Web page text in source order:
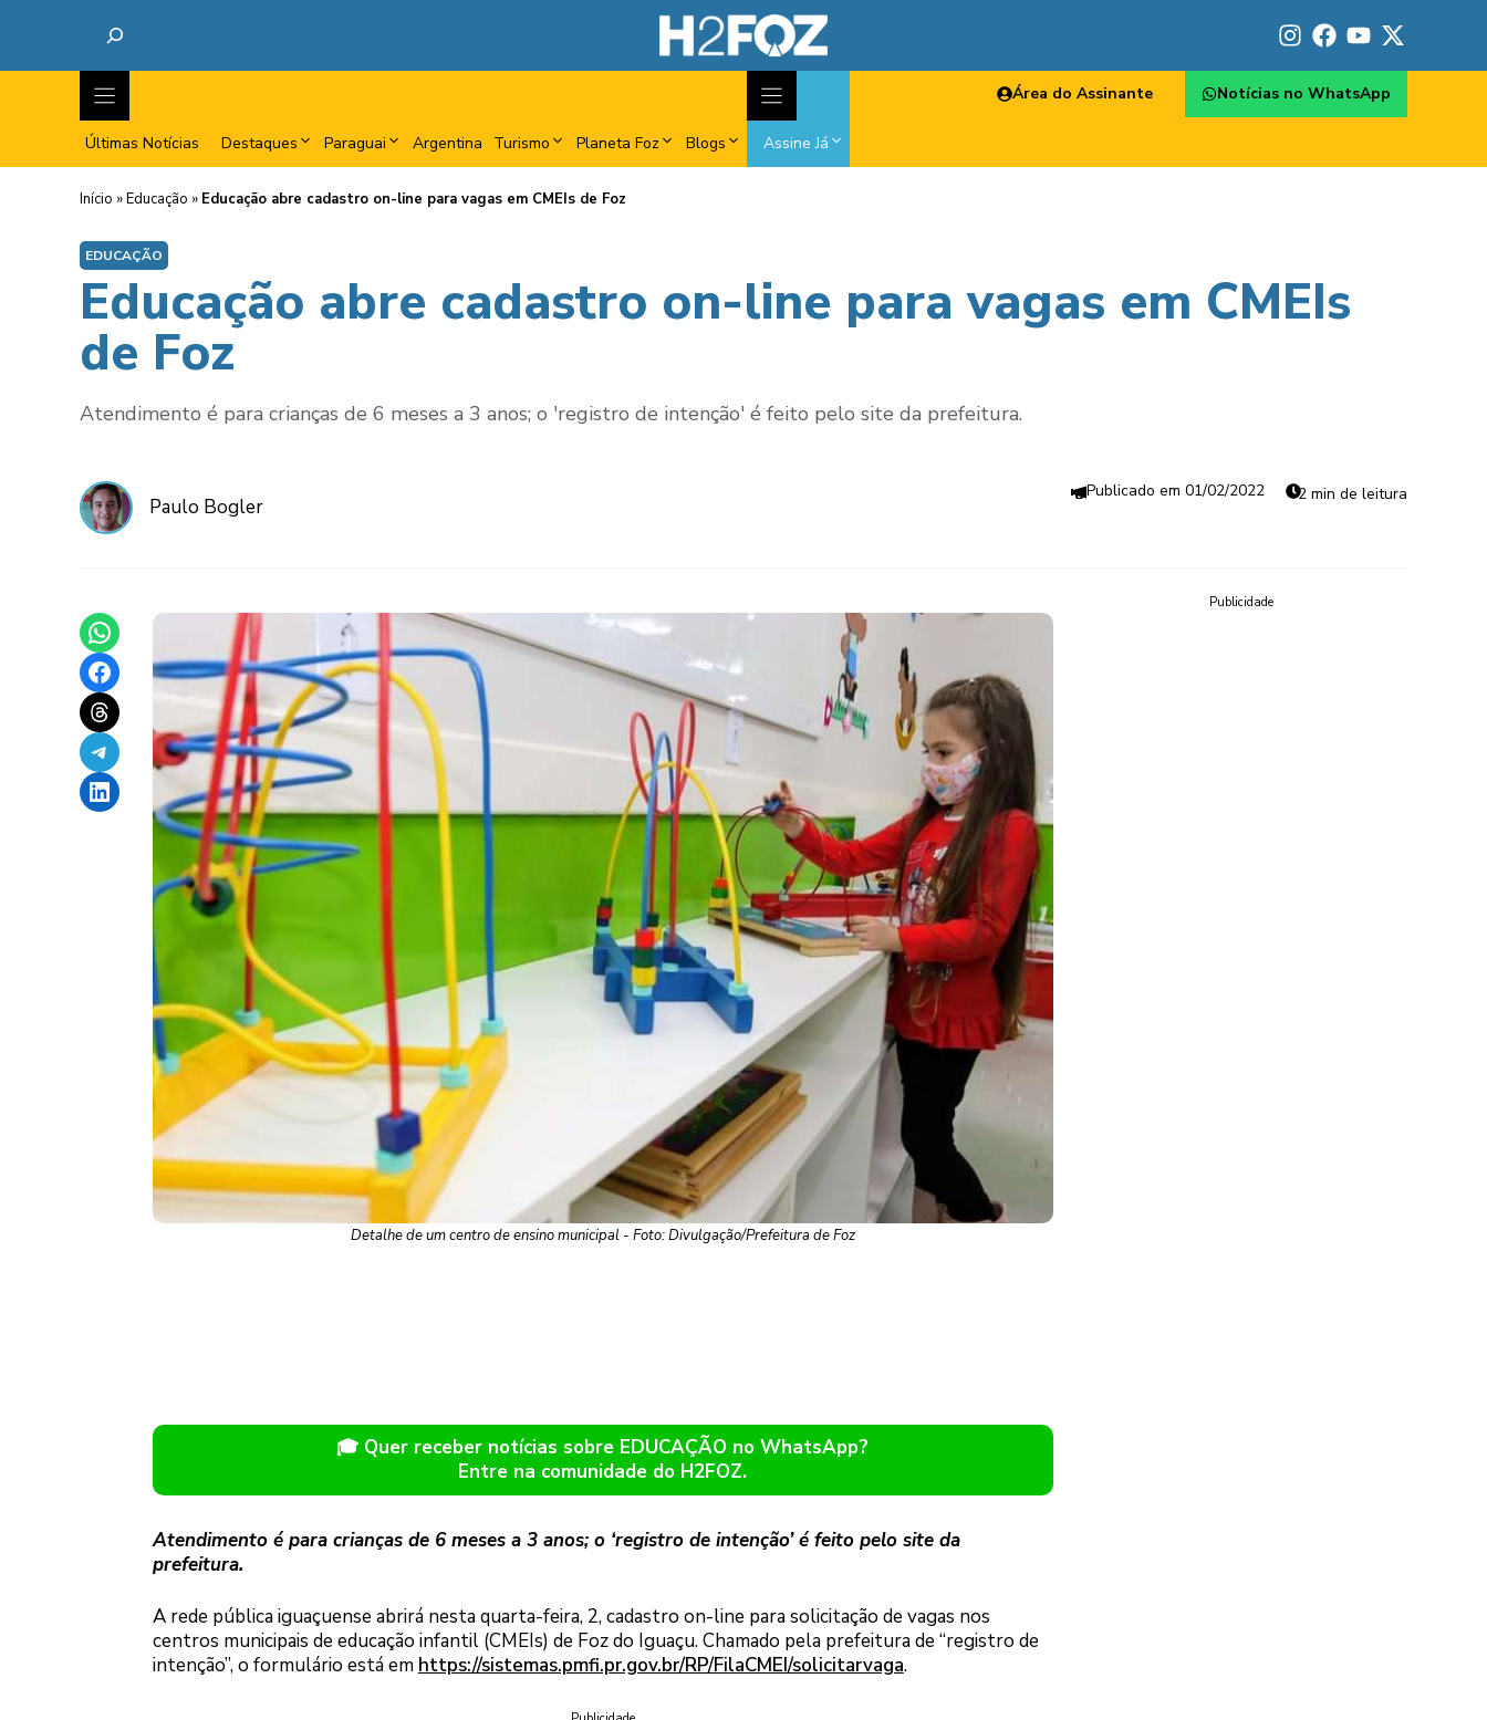
Últimas Notícias Destaques Paraguai Argentina Turismo Planeta Foz Blogs Assine Já
Área do Assinante Notícias no WhatsApp
Início »Educação » Educação abre cadastro on-line para vagas em CMEIs de Foz
EDUCAÇÃO
Educação abre cadastro on-line para vagas em CMEIs
de Foz
Atendimento é para crianças de 6 meses a 3 anos; o 'registro de intenção' é feito pelo site da prefeitura.
Paulo Bogler
01/02/2022 2 min de leitura
Share on WhatsApp
Share on Facebook
Share on Threads
Share on Telegram
Share on LinkedIn
Detalhe de um centro de ensino municipal - Foto: Divulgação/Prefeitura de Foz
🎓 Quer receber notícias sobre EDUCAÇÃO no WhatsApp?
Entre na comunidade do H2FOZ.
Atendimento é para crianças de 6 meses a 3 anos; o ‘registro de intenção’ é feito pelo site da
prefeitura.
A rede pública iguaçuense abrirá nesta quarta-feira, 2, cadastro on-line para solicitação de vagas nos
centros municipais de educação infantil (CMEIs) de Foz do Iguaçu. Chamado pela prefeitura de “registro de
intenção”, o formulário está em https://sistemas.pmfi.pr.gov.br/RP/FilaCMEI/solicitarvaga.
Publicidade